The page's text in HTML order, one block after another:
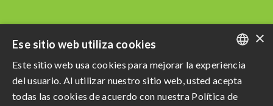
Razão Social: Açucareira Quatá S.A
PORTUGUESE
ENGLISH
×
Ese sitio web utiliza cookies
Este sitio web usa cookies para mejorar la experiencia
del usuario. Al utilizar nuestro sitio web, usted acepta
todas las cookies de acuerdo con nuestra Política de